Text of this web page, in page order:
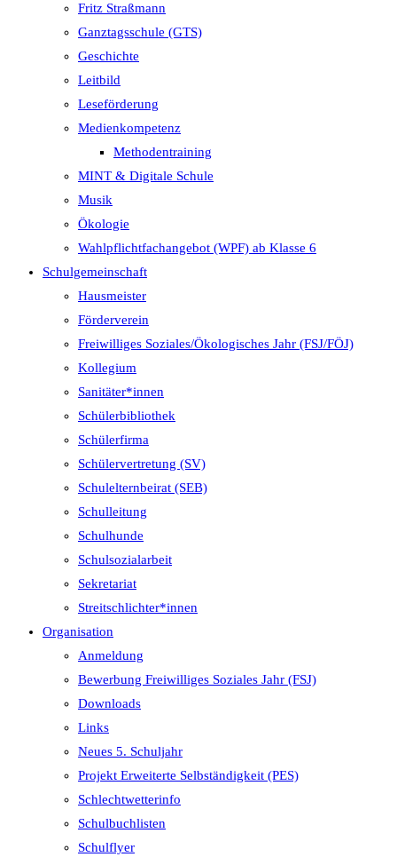
Fritz Straßmann
Ganztagsschule (GTS)
Geschichte
Leitbild
Leseförderung
Medienkompetenz
Methodentraining
MINT & Digitale Schule
Musik
Ökologie
Wahlpflichtfachangebot (WPF) ab Klasse 6
Schulgemeinschaft
Hausmeister
Förderverein
Freiwilliges Soziales/Ökologisches Jahr (FSJ/FÖJ)
Kollegium
Sanitäter*innen
Schülerbibliothek
Schülerfirma
Schülervertretung (SV)
Schulelternbeirat (SEB)
Schulleitung
Schulhunde
Schulsozialarbeit
Sekretariat
Streitschlichter*innen
Organisation
Anmeldung
Bewerbung Freiwilliges Soziales Jahr (FSJ)
Downloads
Links
Neues 5. Schuljahr
Projekt Erweiterte Selbständigkeit (PES)
Schlechtwetterinfo
Schulbuchlisten
Schulflyer